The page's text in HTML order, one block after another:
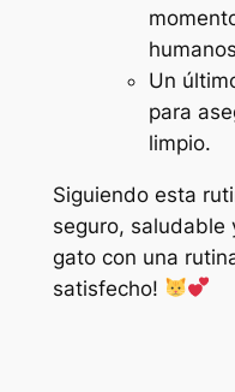
Un
para
limpio.
Siguiendo esta
seguro, saludable
gato con una
satisfecho!